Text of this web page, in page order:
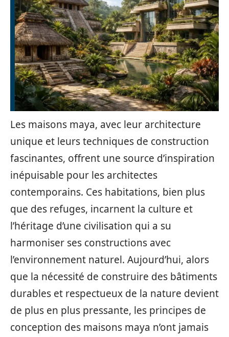
Les maisons maya, avec leur architecture
unique et leurs techniques de construction
fascinantes, offrent une source d’inspiration
inépuisable pour les architectes
contemporains. Ces habitations, bien plus
que des refuges, incarnent la culture et
l’héritage d’une civilisation qui a su
harmoniser ses constructions avec
l’environnement naturel. Aujourd’hui, alors
que la nécessité de construire des bâtiments
durables et respectueux de la nature devient
de plus en plus pressante, les principes de
conception des maisons maya n’ont jamais